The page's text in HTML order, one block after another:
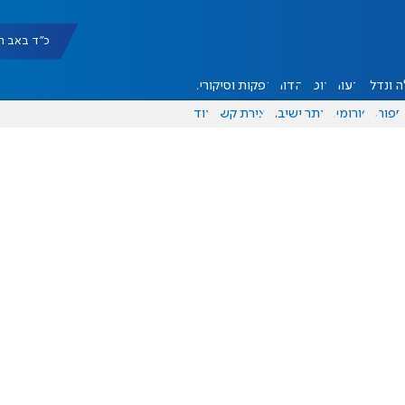
כ"ד באב תשפ"ו
ונדל"ן דעות אוכל יהדות הפקות וסיקורים
ספורט פורומים אתר ישיבה יצירת קשר עוד